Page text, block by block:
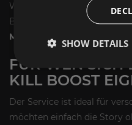
Wichtig ist dabei: Wir
Bundle und kein Leveling.
Mephisto Kill
FÜR WEN SICH
KILL BOOST
Der Service ist ideal für
möchten einfach die Story
SHOW DETAILS